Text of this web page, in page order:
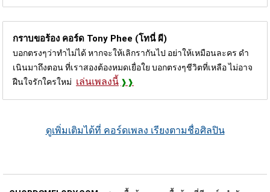
กราบขอร้อง คอร์ด Tony Phee (โทนี่ ผี)
บอกตรงๆว่าทําไม่ได้ หากจะให้เลิกรากันไป อย่าให้เหมือนละคร ดํา
เนินมาถึงตอน ที่เราสองต้องหมดเยื่อใย บอกตรงๆชีวิตที่เหลือ ไม่อาจ
ฝืนใจรักใครใหม่ เล่นเพลงนี้
ดูเพิ่มเติมได้ที่ คอร์ดเพลง เรียงตามชื่อศิลปิน